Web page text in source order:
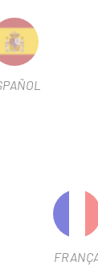
500 ml
de fer